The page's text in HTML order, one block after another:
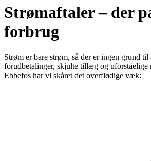
Strømaftaler – der
forbrug
Strøm er bare strøm, så der er ingen grund
forudbetalinger, skjulte tillæg og uforståelige
Ebbefos har vi skåret det overflødige væk: